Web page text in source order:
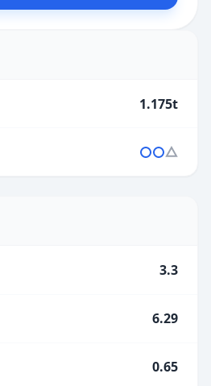
1.175t
3.3
6.29
0.65